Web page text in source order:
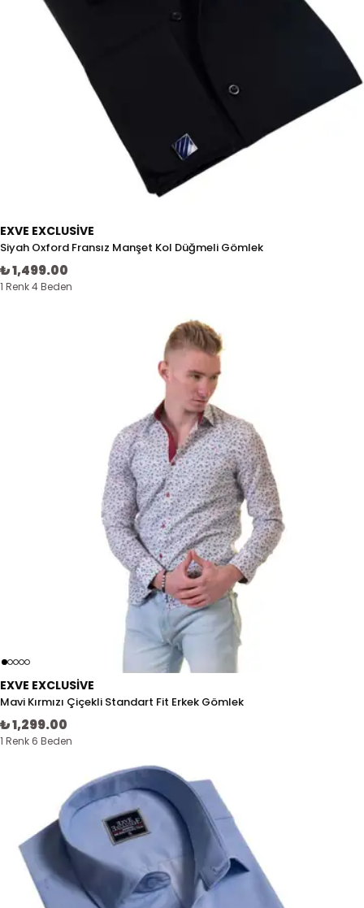
EXVE EXCLUSIVE
Siyah Oxford Fransız Manşet Kol Düğmeli Gömlek
₺ 1,499.00
1 Renk 4 Beden
EXVE EXCLUSIVE
Mavi Kırmızı Çiçekli Standart Fit Erkek Gömlek
₺ 1,299.00
1 Renk 6 Beden